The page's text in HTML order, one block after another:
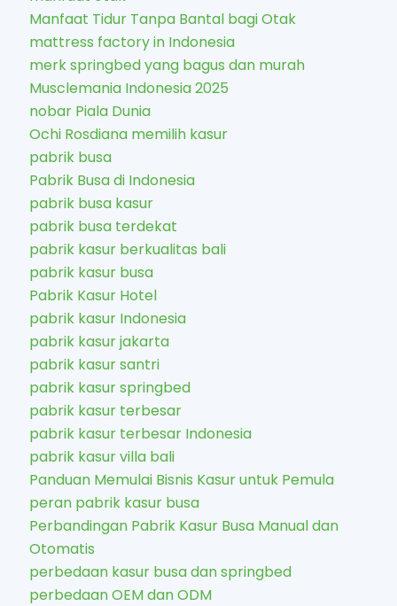
Manfaat Tidur Tanpa Bantal bagi Otak
mattress factory in Indonesia
merk springbed yang bagus dan murah
Musclemania Indonesia 2025
nobar Piala Dunia
Ochi Rosdiana memilih kasur
pabrik busa
Pabrik Busa di Indonesia
pabrik busa kasur
pabrik busa terdekat
pabrik kasur berkualitas bali
pabrik kasur busa
Pabrik Kasur Hotel
pabrik kasur Indonesia
pabrik kasur jakarta
pabrik kasur santri
pabrik kasur springbed
pabrik kasur terbesar
pabrik kasur terbesar Indonesia
pabrik kasur villa bali
Panduan Memulai Bisnis Kasur untuk Pemula
peran pabrik kasur busa
Perbandingan Pabrik Kasur Busa Manual dan
Otomatis
perbedaan kasur busa dan springbed
perbedaan OEM dan ODM